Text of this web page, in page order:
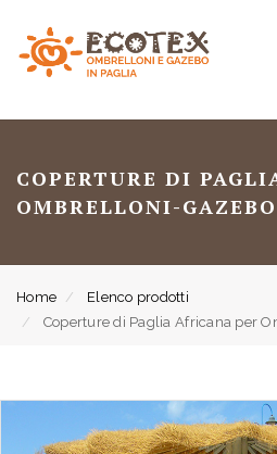
COPERTURE DI
OMBRELLONI-
Home
Elenco prodotti
Coperture di Paglia Africana per